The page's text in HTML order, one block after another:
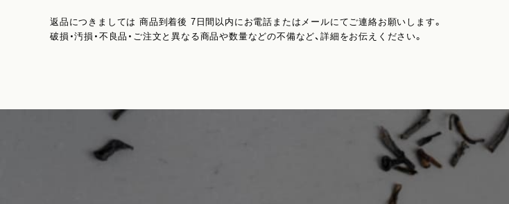
返品につきましては 商品到着後 7日間以内にお電話またはメールにてご連絡お願いします。
破損・汚損・不良品・ご注文と異なる商品や数量などの不備など、詳細をお伝えください。